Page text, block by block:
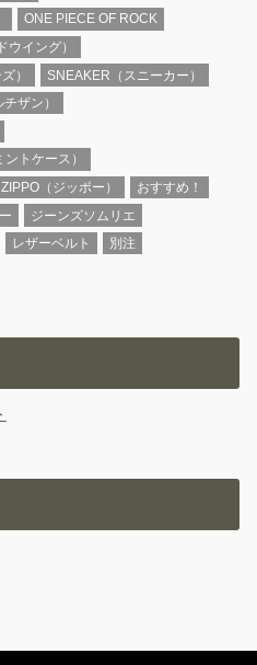
ONE PIECE OF ROCK
ウイング）
）
SNEAKER（スニーカー）
ザン）
トケース）
ZIPPO（ジッポー）
おすすめ！
ジーンズソムリエ
レザーベルト
別注